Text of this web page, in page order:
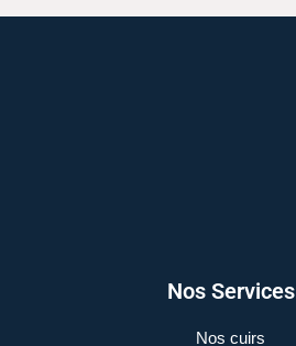
Nos Services
Nos cuirs